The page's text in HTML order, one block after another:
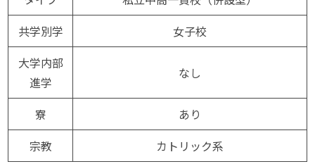
共学別学
女子校
大学内部
進学
なし
寮
あり
宗教
カトリック系